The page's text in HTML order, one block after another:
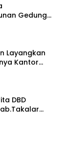
Gedung
Layangkan
Kantor
DBD